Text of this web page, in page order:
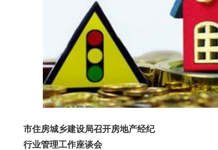
市住房城乡建设局召开房地产经纪
行业管理工作座谈会